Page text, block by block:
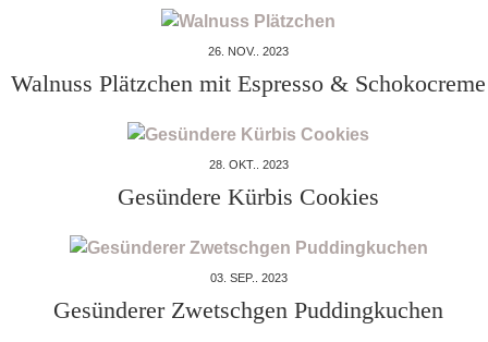
26. NOV.. 2023
Walnuss Plätzchen mit Espresso & Schokocreme
28. OKT.. 2023
Gesündere Kürbis Cookies
03. SEP.. 2023
Gesünderer Zwetschgen Puddingkuchen